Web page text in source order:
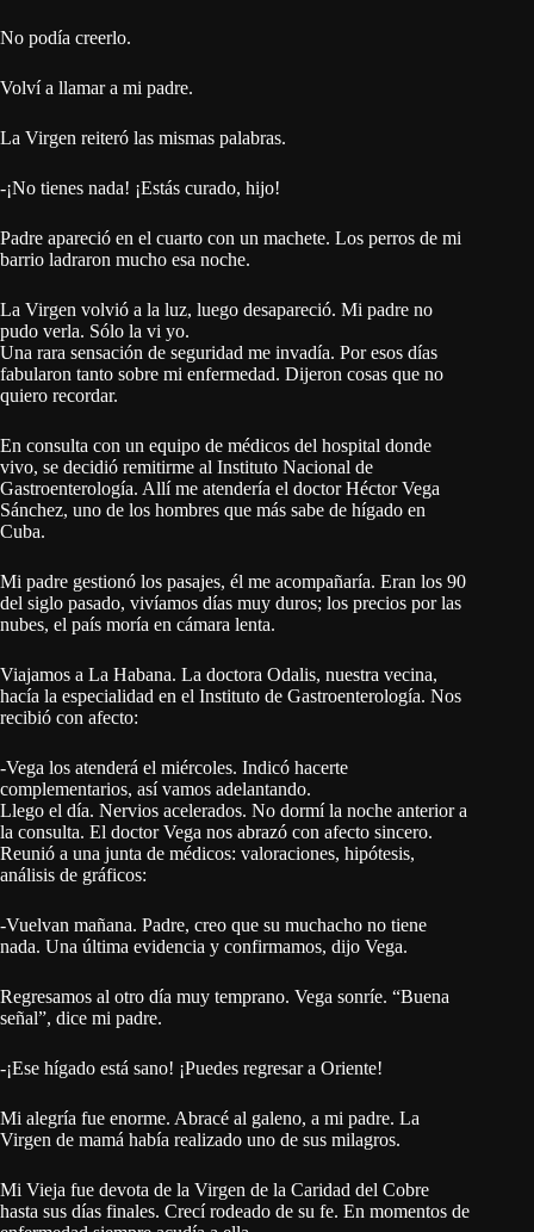
No podía creerlo.
Volví a llamar a mi padre.
La Virgen reiteró las mismas palabras.
-¡No tienes nada! ¡Estás curado, hijo!
Padre apareció en el cuarto con un machete. Los perros de mi
barrio ladraron mucho esa noche.
La Virgen volvió a la luz, luego desapareció. Mi padre no
pudo verla. Sólo la vi yo.
Una rara sensación de seguridad me invadía. Por esos días
fabularon tanto sobre mi enfermedad. Dijeron cosas que no
quiero recordar.
En consulta con un equipo de médicos del hospital donde
vivo, se decidió remitirme al Instituto Nacional de
Gastroenterología. Allí me atendería el doctor Héctor Vega
Sánchez, uno de los hombres que más sabe de hígado en
Cuba.
Mi padre gestionó los pasajes, él me acompañaría. Eran los 90
del siglo pasado, vivíamos días muy duros; los precios por las
nubes, el país moría en cámara lenta.
Viajamos a La Habana. La doctora Odalis, nuestra vecina,
hacía la especialidad en el Instituto de Gastroenterología. Nos
recibió con afecto:
-Vega los atenderá el miércoles. Indicó hacerte
complementarios, así vamos adelantando.
Llego el día. Nervios acelerados. No dormí la noche anterior a
la consulta. El doctor Vega nos abrazó con afecto sincero.
Reunió a una junta de médicos: valoraciones, hipótesis,
análisis de gráficos:
-Vuelvan mañana. Padre, creo que su muchacho no tiene
nada. Una última evidencia y confirmamos, dijo Vega.
Regresamos al otro día muy temprano. Vega sonríe. “Buena
señal”, dice mi padre.
-¡Ese hígado está sano! ¡Puedes regresar a Oriente!
Mi alegría fue enorme. Abracé al galeno, a mi padre. La
Virgen de mamá había realizado uno de sus milagros.
Mi Vieja fue devota de la Virgen de la Caridad del Cobre
hasta sus días finales. Crecí rodeado de su fe. En momentos de